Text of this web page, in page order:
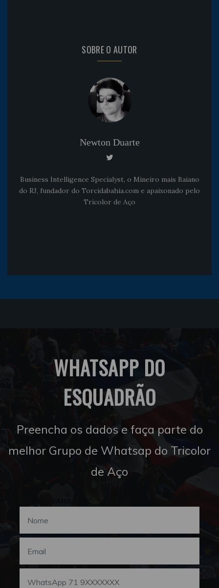
SOBRE O AUTOR
Newton Duarte
Business Intelligence Specialyst, o Mineiro mais Baiano
do RJ, fundador do Torcidabahia.com e apaixonado pelo
Tricolor de Aço
WHATSAPP DO
ESQUADRÃO
Preencha os dados e faça parte do
melhor Grupo de Whatsap do Tricolor
de Aço